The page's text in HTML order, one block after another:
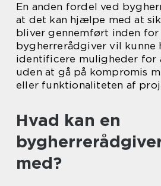
En anden fordel ved
at det kan hjælpe med at
bliver gennemført inden
bygherrerådgiver vil kunne
identificere muligheder for
uden at gå på kompromis
eller funktionaliteten af
Hvad kan en
med?